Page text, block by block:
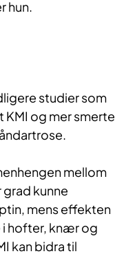
hun.
studier som
KMI og mer smerte
mellom
grad kunne
mens effekten
i hofter, knær og
kan bidra til